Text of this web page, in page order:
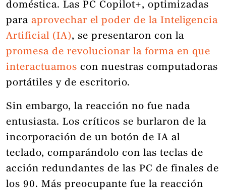
doméstica. Las PC Copilot+, optimizadas
para aprovechar el poder de la Inteligencia
Artificial (IA), se presentaron con la
promesa de revolucionar la forma en que
interactuamos con nuestras computadoras
portátiles y de escritorio.
Sin embargo, la reacción no fue nada
entusiasta. Los críticos se burlaron de la
incorporación de un botón de IA al
teclado, comparándolo con las teclas de
acción redundantes de las PC de finales de
los 90. Más preocupante fue la reacción